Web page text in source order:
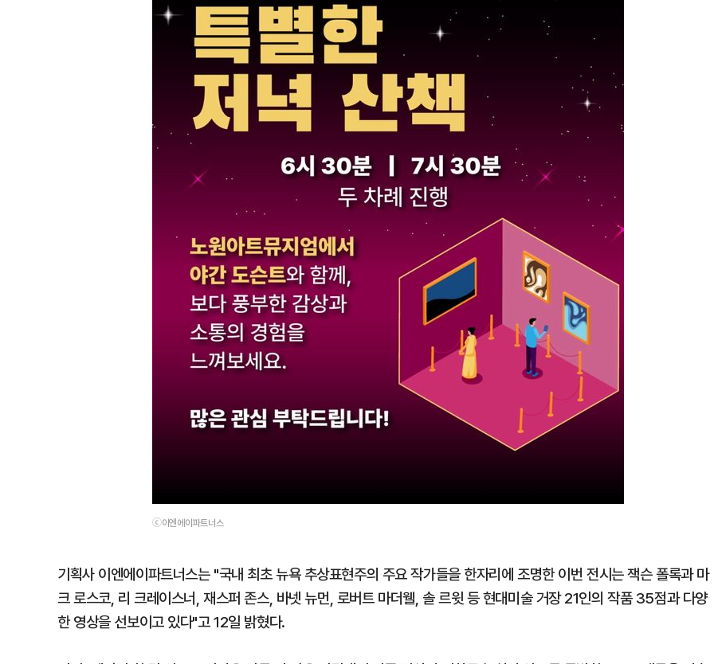
ⓒ이엔에이파트너스
기획사 이엔에이파트너스는 "국내 최초 뉴욕 추상표현주의 주요 작가들을 한자리에 조명한 이번 전시는 잭슨 폴록과 마
크 로스코, 리 크레이스너, 재스퍼 존스, 바넷 뉴먼, 로버트 마더웰, 솔 르윗 등 현대미술 거장 21인의 작품 35점과 다양
한 영상을 선보이고 있다"고 12일 밝혔다.